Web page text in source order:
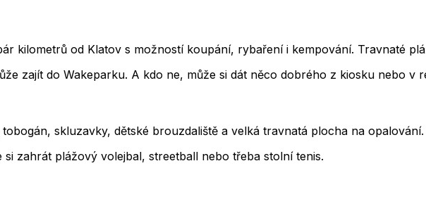
kilometrů od Klatov s možností koupání, rybaření i kempování. Travnaté
zajít do Wakeparku. A kdo ne, může si dát něco dobrého z kiosku nebo v
skluzavky, dětské brouzdaliště a velká travnatá plocha na
zahrát plážový volejbal, streetball nebo třeba stolní tenis.